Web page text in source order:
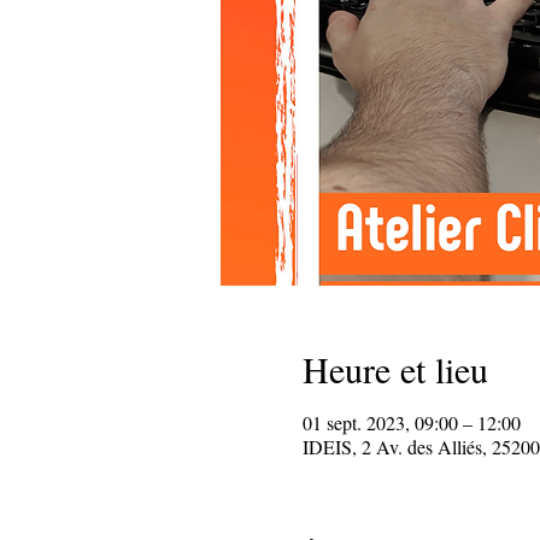
Heure et lieu
01 sept. 2023, 09:00 – 12:00
IDEIS, 2 Av. des Alliés,